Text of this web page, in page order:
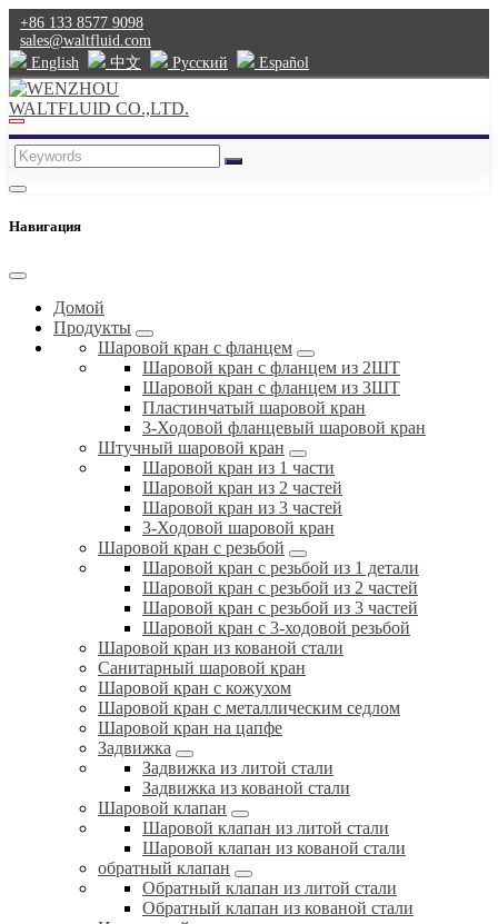
+86 133 8577 9098
sales@waltfluid.com
English
中文 Pусский Español
Навигация
Домой
Продукты
Шаровой кран с фланцем
Шаровой кран с фланцем из 2ШТ
Шаровой кран с фланцем из 3ШТ
Пластинчатый шаровой кран
3-Ходовой фланцевый шаровой кран
Штучный шаровой кран
Шаровой кран из 1 части
Шаровой кран из 2 частей
Шаровой кран из 3 частей
3-Ходовой шаровой кран
Шаровой кран с резьбой
Шаровой кран с резьбой из 1 детали
Шаровой кран с резьбой из 2 частей
Шаровой кран с резьбой из 3 частей
Шаровой кран с 3-ходовой резьбой
Шаровой кран из кованой стали
Санитарный шаровой кран
Шаровой кран с кожухом
Шаровой кран с металлическим седлом
Шаровой кран на цапфе
Задвижка
Задвижка из литой стали
Задвижка из кованой стали
Шаровой клапан
Шаровой клапан из литой стали
Шаровой клапан из кованой стали
обратный клапан
Обратный клапан из литой стали
Обратный клапан из кованой стали